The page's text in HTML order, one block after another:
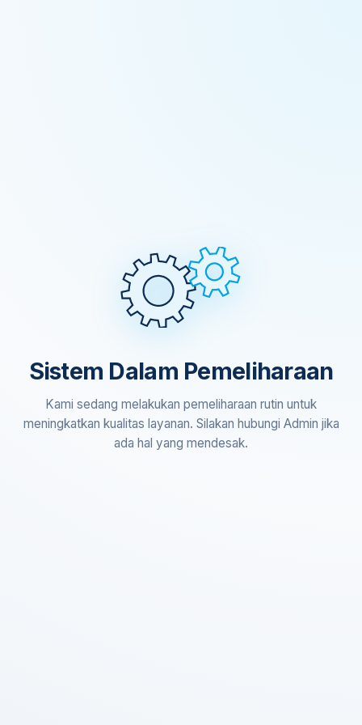
Sistem Dalam Pemeliharaan
Kami sedang melakukan pemeliharaan rutin untuk
meningkatkan kualitas layanan. Silakan hubungi Admin jika
ada hal yang mendesak.